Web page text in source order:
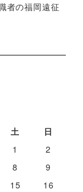
者の福岡遠征
土
日
1
2
8
9
15
16